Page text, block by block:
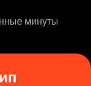
минуты